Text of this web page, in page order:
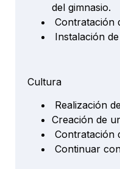
del gimnasio.
Contratación
Instalación
Cultura
Realización
Creación de
Contratación
Continuar